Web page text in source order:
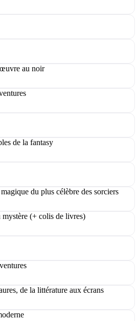
au noir
de la fantasy
du plus célèbre des sorciers
mystère (+ colis de livres)
de la littérature aux écrans